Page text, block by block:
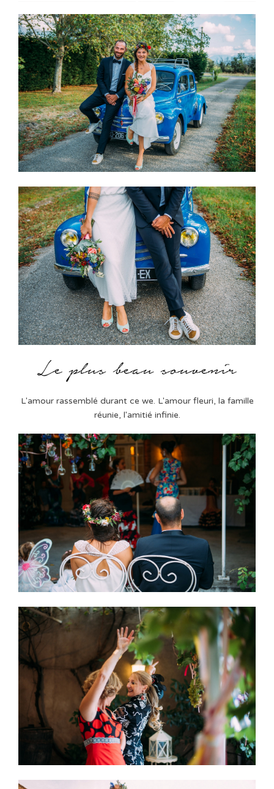
L'amour rassemblé durant ce we. L'amour fleuri, la famille
réunie, l'amitié infinie.